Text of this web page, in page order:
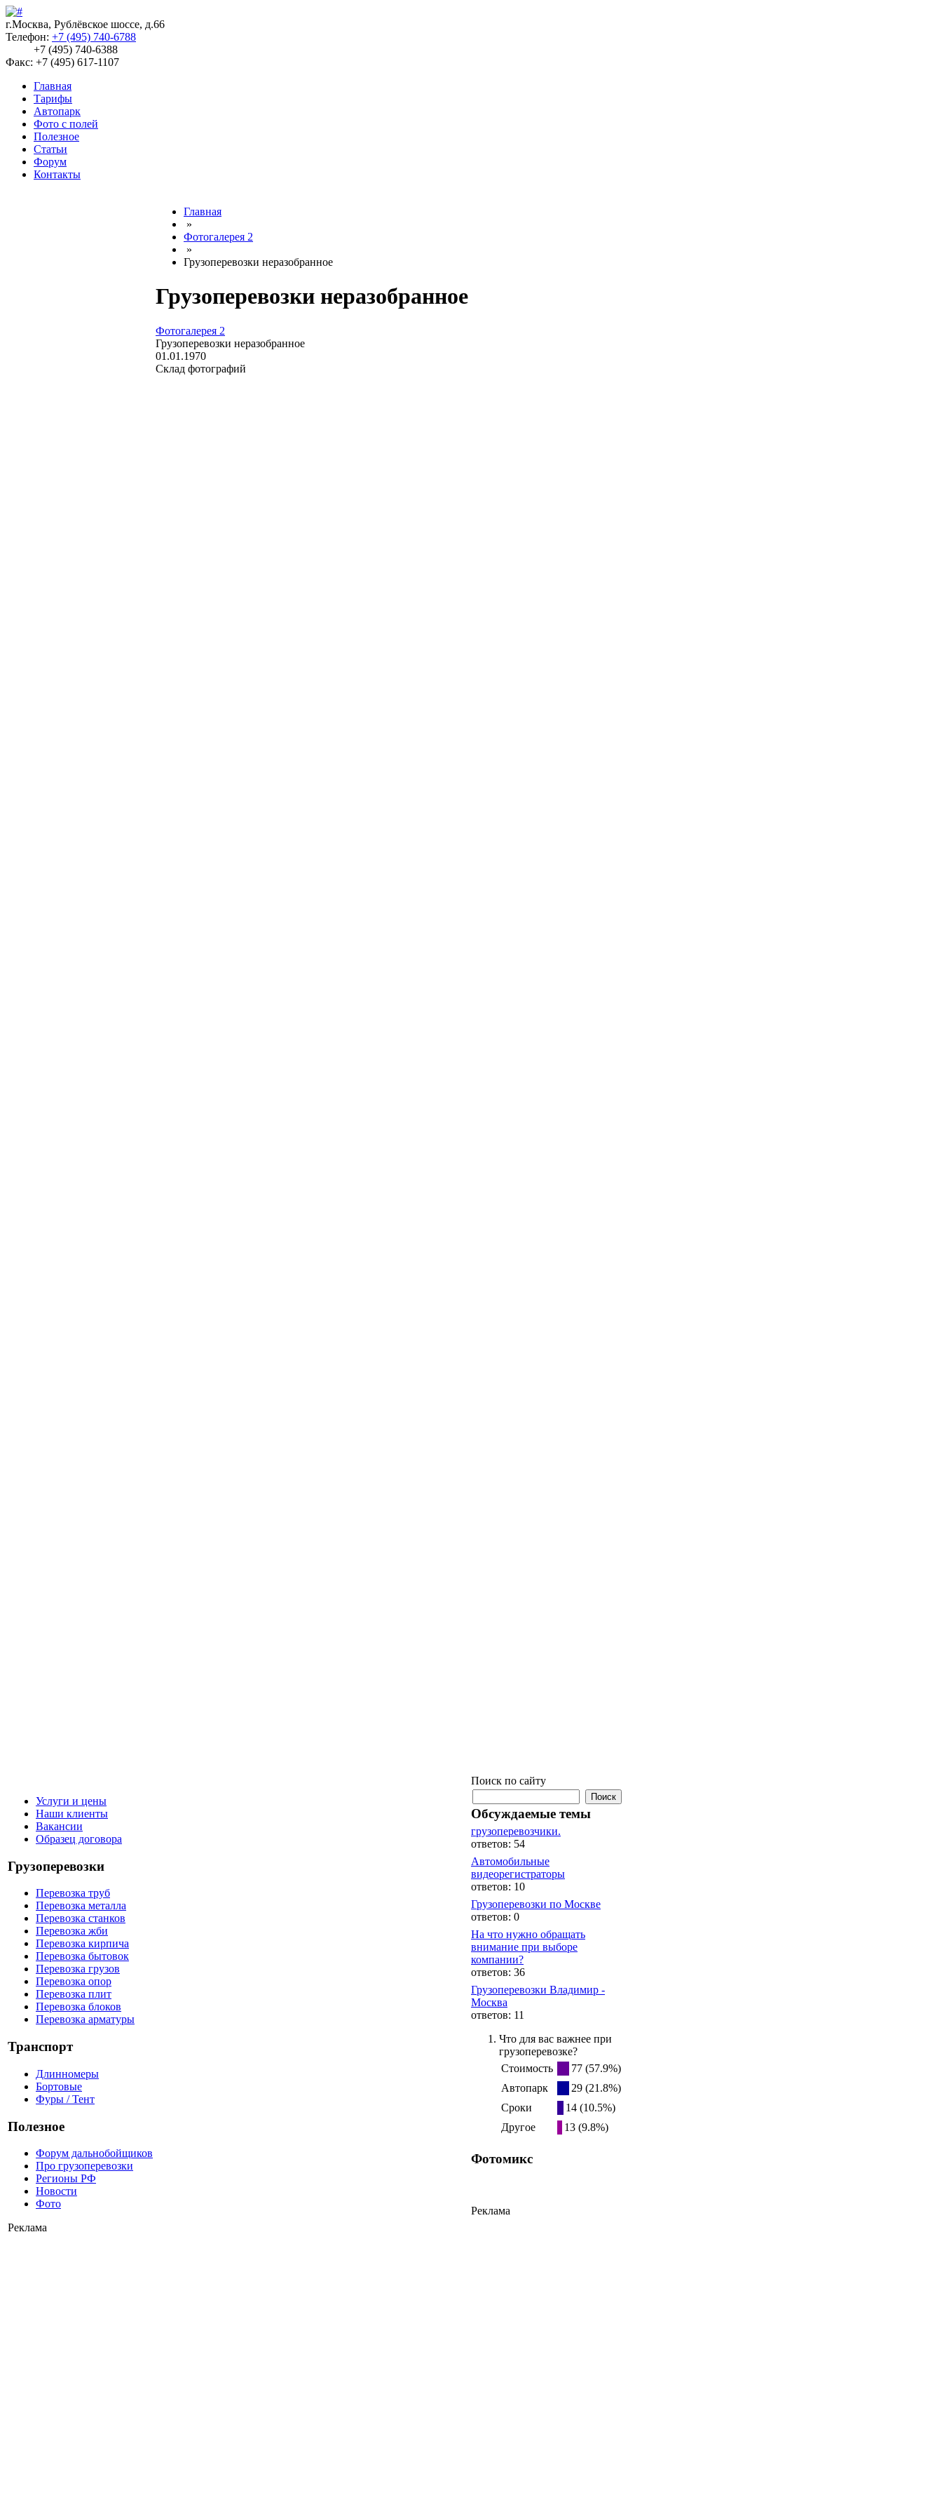
г.Москва, Рублёвское шоссе, д.66
Телефон: +7 (495) 740-6788
+7 (495) 740-6388
Факс: +7 (495) 617-1107
Главная
Тарифы
Автопарк
Фото с полей
Полезное
Статьи
Форум
Контакты
Услуги и цены
Наши клиенты
Вакансии
Образец договора
Грузоперевозки
Перевозка труб
Перевозка металла
Перевозка станков
Перевозка жби
Перевозка кирпича
Перевозка бытовок
Перевозка грузов
Перевозка опор
Перевозка плит
Перевозка блоков
Перевозка арматуры
Транспорт
Длинномеры
Бортовые
Фуры / Тент
Полезное
Форум дальнобойщиков
Про грузоперевозки
Регионы РФ
Новости
Фото
Реклама
Главная
»
Фотогалерея 2
»
Грузоперевозки неразобранное
Грузоперевозки неразобранное
Фотогалерея 2
Грузоперевозки неразобранное
01.01.1970
Склад фотографий
Поиск по сайту
Обсуждаемые темы
грузоперевозчики.
ответов: 54
Автомобильные
видеорегистраторы
ответов: 10
Грузоперевозки по Москве
ответов: 0
На что нужно обращать
внимание при выборе
компании?
ответов: 36
Грузоперевозки Владимир -
Москва
ответов: 11
Что для вас важнее при
грузоперевозке?
Стоимость
77 (57.9%)
Автопарк
29 (21.8%)
Сроки
14 (10.5%)
Другое
13 (9.8%)
Фотомикс
Реклама